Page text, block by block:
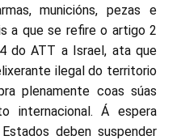
municións, pezas e
a que se refire o artigo 2
do ATT a Israel, ata que
ilegal do territorio
plenamente coas súas
internacional. Á espera
deben suspender